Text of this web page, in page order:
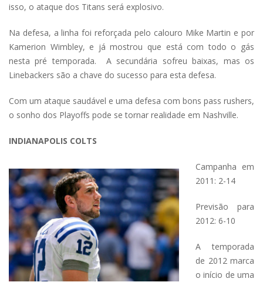
isso, o ataque dos Titans será explosivo.
Na defesa, a linha foi reforçada pelo calouro Mike Martin e por
Kamerion Wimbley, e já mostrou que está com todo o gás
nesta pré temporada. A secundária sofreu baixas, mas os
Linebackers são a chave do sucesso para esta defesa.
Com um ataque saudável e uma defesa com bons pass rushers,
o sonho dos Playoffs pode se tornar realidade em Nashville.
INDIANAPOLIS COLTS
Campanha em
2011: 2-14
Previsão para
2012: 6-10
A temporada
de 2012 marca
o início de uma